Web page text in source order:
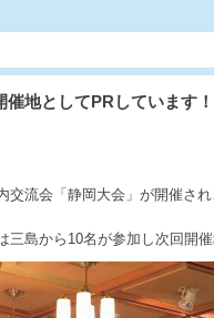
地としてPRしています！
流会「静岡大会」が開催さ
島から10名が参加し次回開